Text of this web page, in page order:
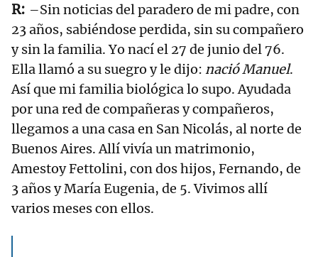
–Sin noticias del paradero de mi padre, con
23 años, sabiéndose perdida, sin su compañero
y sin la familia. Yo nací el 27 de junio del 76.
Ella llamó a su suegro y le dijo: nació Manuel.
Así que mi familia biológica lo supo. Ayudada
por una red de compañeras y compañeros,
llegamos a una casa en San Nicolás, al norte de
Buenos Aires. Allí vivía un matrimonio,
Amestoy Fettolini, con dos hijos, Fernando, de
3 años y María Eugenia, de 5. Vivimos allí
varios meses con ellos.